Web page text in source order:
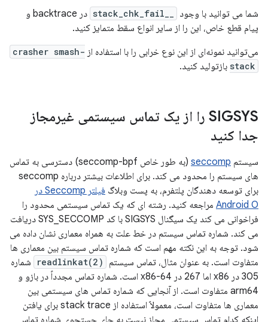
شما می توانید با وجود
در backtrace و
پیام قطع خاص، این را از سایر انواع سقط متمایز کنید.
می‌توانید نمونه‌ای از این نوع خرابی را با استفاده از crasher smash-
stack بازتولید کنید.
SIGSYS را از یک تماس سیستمی غیرمجاز
جدا کنید
سیستم seccomp
(به طور خاص seccomp-bpf) دسترسی به تماس
های سیستم را محدود می کند. برای اطلاعات بیشتر درباره seccomp
برای توسعه دهندگان پلتفرم، به پست وبلاگ
فیلتر Seccomp در
Android O مراجعه کنید. رشته ای که یک تماس سیستمی محدود را
فراخوانی می کند یک سیگنال SIGSYS با کد SYS_SECCOMP دریافت
می کند. شماره تماس سیستم در خط علت به همراه معماری نشان داده می
شود. توجه به این نکته مهم است که شماره تماس سیستم بین معماری ها
متفاوت است. به عنوان مثال، تماس سیستم
readlinkat(2)
شماره
305 در x86 اما 267 در x86-64 است. شماره تماس مجدداً در بازو و
arm64 متفاوت است. از آنجایی که شماره تماس های سیستمی بین
معماری ها متفاوت است، معمولاً استفاده از stack trace برای یافتن
اینکه کدام تماس سیستمی مجاز نیست به جای جستجوی شماره تماس